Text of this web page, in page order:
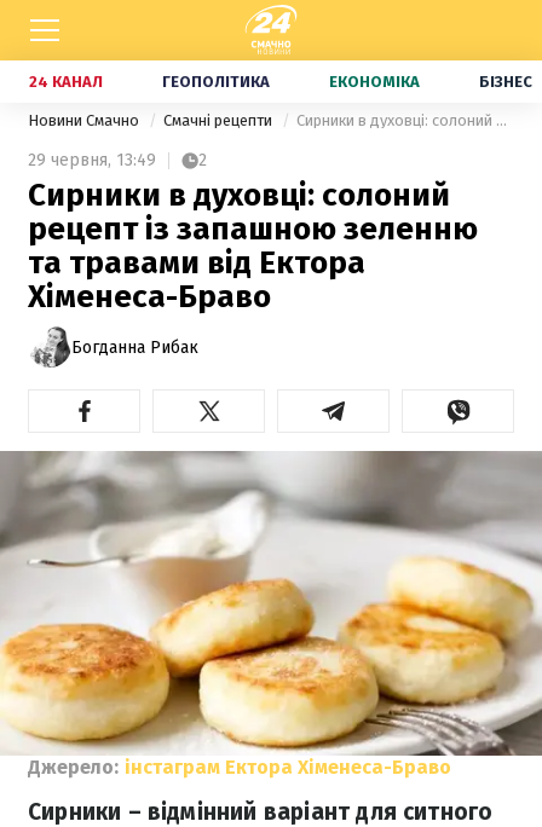
24 КАНАЛ ГЕОПОЛІТИКА ЕКОНОМІКА БІЗНЕС
Новини Смачно Смачні рецепти Сирники в духовці: солоний рецепт із запашною зеленню та травами від Ектора Хіменеса-Браво
29 червня, 13:49 2
Сирники в духовці: солоний
рецепт із запашною зеленню
та травами від Ектора
Хіменеса-Браво
Богданна Рибак
Джерело: інстаграм Ектора Хіменеса-Браво
Сирники – відмінний варіант для ситного